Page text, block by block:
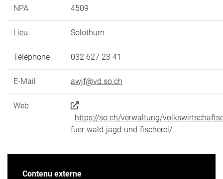
NPA 4509
Lieu Solothurn
Téléphone 032 627 23 41
E-Mail awjf@vd.so.ch
Web
https://so.ch/verwaltung/
fuer-wald-jagd-und-fischerei/
Contenu externe